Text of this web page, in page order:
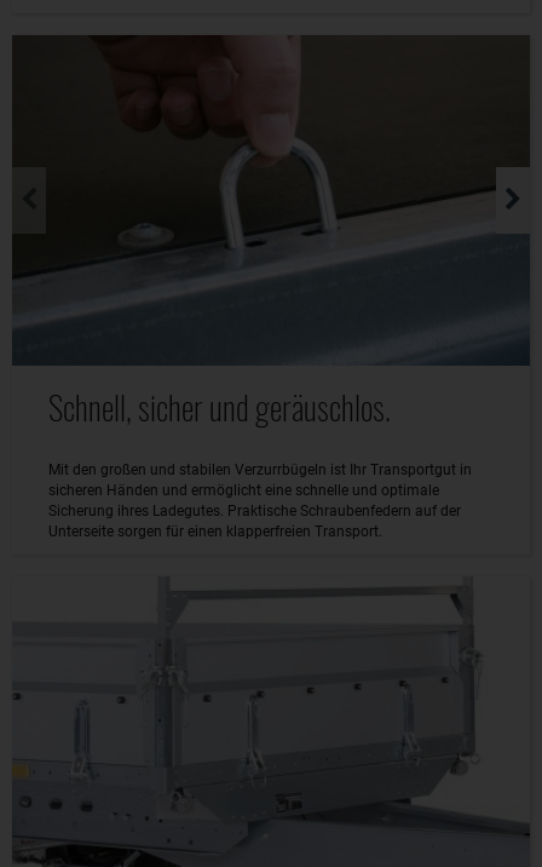
Schnell, sicher und geräuschlos.
Mit den großen und stabilen Verzurrbügeln ist Ihr Transportgut in
sicheren Händen und ermöglicht eine schnelle und optimale
Sicherung ihres Ladegutes. Praktische Schraubenfedern auf der
Unterseite sorgen für einen klapperfreien Transport.